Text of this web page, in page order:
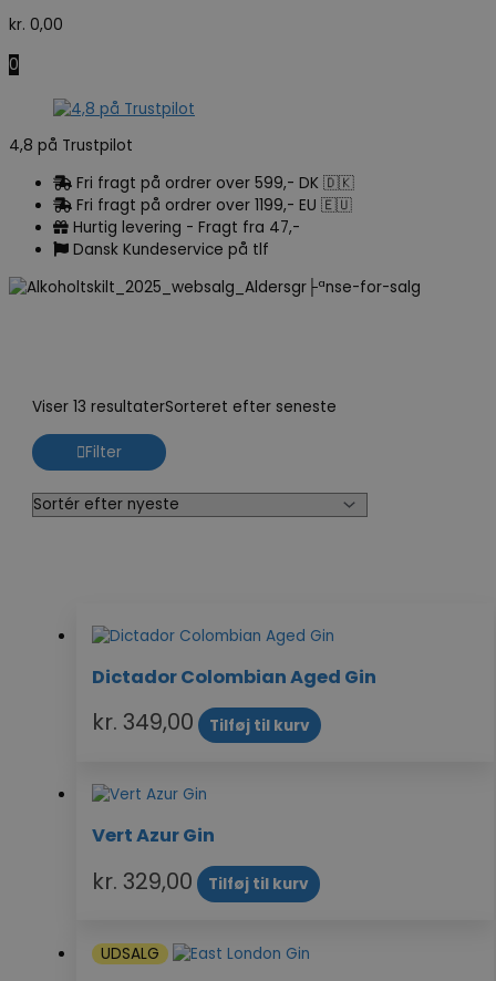
kr. 0,00
0
4,8 på Trustpilot
Fri fragt på ordrer over 599,- DK 🇩🇰
Fri fragt på ordrer over 1199,- EU 🇪🇺
Hurtig levering - Fragt fra 47,-
Dansk Kundeservice på tlf
Viser 13 resultaterSorteret efter seneste
Filter
Dictador Colombian Aged Gin
kr. 349,00 Tilføj til kurv
Vert Azur Gin
kr. 329,00 Tilføj til kurv
UDSALG